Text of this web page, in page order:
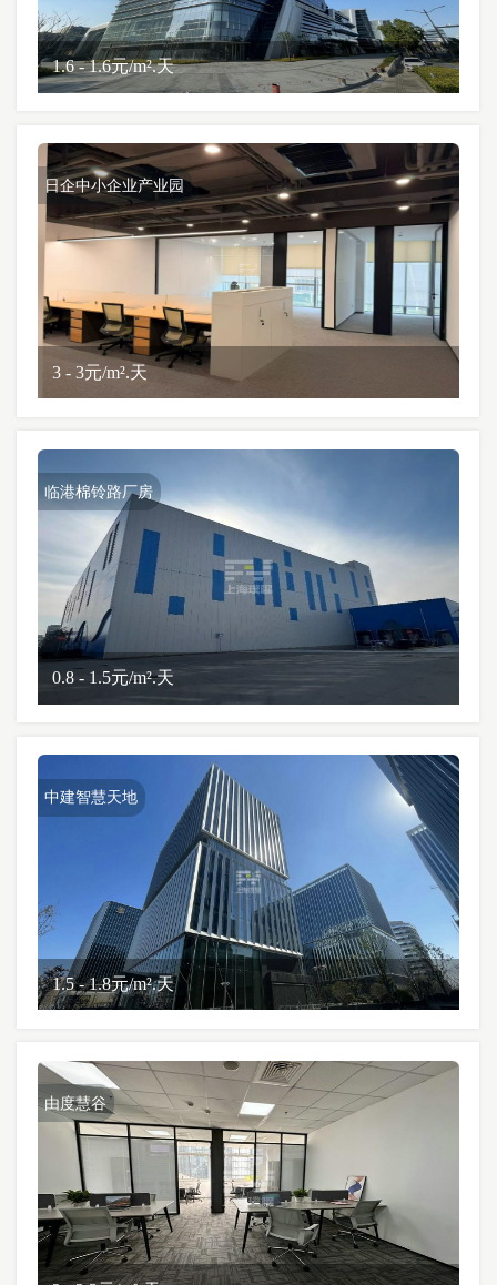
1.6 - 1.6元/m².天
日企中小企业产业园
3 - 3元/m².天
临港棉铃路厂房
0.8 - 1.5元/m².天
中建智慧天地
1.5 - 1.8元/m².天
由度慧谷